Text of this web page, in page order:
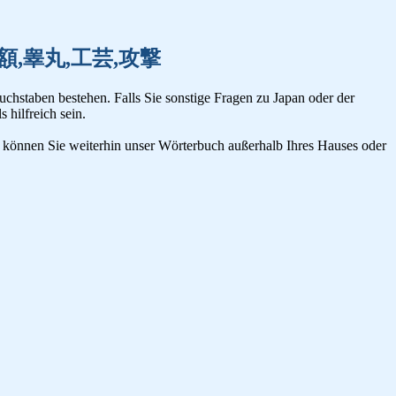
,睾丸,工芸,攻撃
bestehen. Falls Sie sonstige Fragen zu Japan oder der
hilfreich sein.
Sie weiterhin unser Wörterbuch außerhalb Ihres Hauses oder